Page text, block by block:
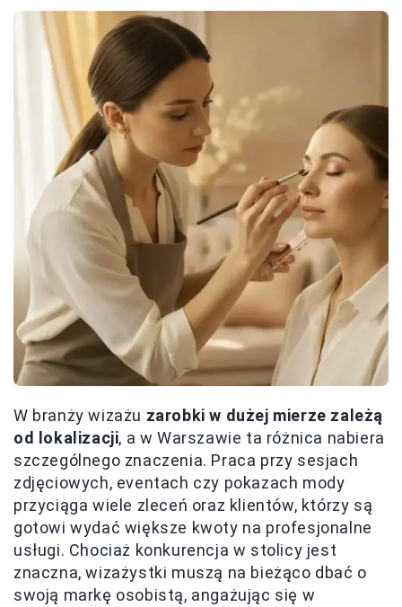
W branży wizażu zarobki w dużej mierze zależą
od lokalizacji, a w Warszawie ta różnica nabiera
szczególnego znaczenia. Praca przy sesjach
zdjęciowych, eventach czy pokazach mody
przyciąga wiele zleceń oraz klientów, którzy są
gotowi wydać większe kwoty na profesjonalne
usługi. Chociaż konkurencja w stolicy jest
znaczna, wizażystki muszą na bieżąco dbać o
swoją markę osobistą, angażując się w